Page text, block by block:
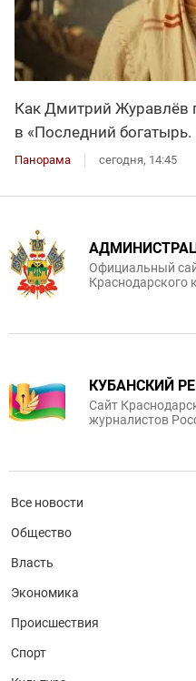
Как Дмитрий Журавлёв
в «Последний
Панорама сегодня, 14:45
Официальный
Краснодарского
КУБАНСКИЙ
Сайт
журналистов
Все новости
Общество
Власть
Экономика
Происшествия
Спорт